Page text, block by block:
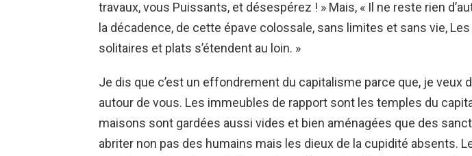
travaux, vous Puissants, et désespérez ! » Mais, « Il ne reste rien
la décadence, de cette épave colossale, sans limites et sans vie,
solitaires et plats s’étendent au loin. »
Je dis que c’est un effondrement du capitalisme parce que, je veux
autour de vous. Les immeubles de rapport sont les temples du
maisons sont gardées aussi vides et bien aménagées que des
abriter non pas des humains mais les dieux de la cupidité absents.